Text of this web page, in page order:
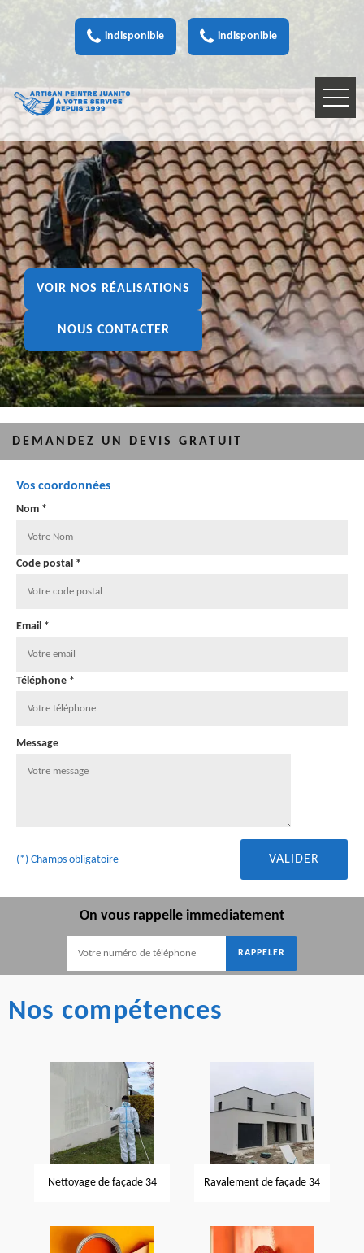
indisponible indisponible
VOIR NOS RÉALISATIONS
NOUS CONTACTER
DEMANDEZ UN DEVIS GRATUIT
Vos coordonnées
Nom *
Code postal *
Email *
Téléphone *
Message
(*) Champs obligatoire
On vous rappelle immediatement
Nos compétences
Nettoyage de façade 34 Ravalement de façade 34